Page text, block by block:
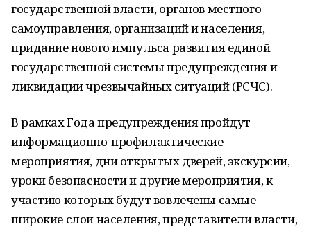
государственной власти, органов местного
самоуправления, организаций и населения,
придание нового импульса развития единой
государственной системы предупреждения и
ликвидации чрезвычайных ситуаций (РСЧС).
В рамках Года предупреждения пройдут
информационно-профилактические
мероприятия, дни открытых дверей, экскурсии,
уроки безопасности и другие мероприятия, к
участию которых будут вовлечены самые
широкие слои населения, представители власти,